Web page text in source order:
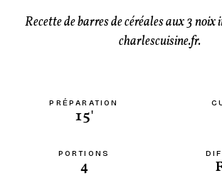
Recette de barres de céréales aux 3 noix
charlescuisine.fr.
PRÉPARATION
15'
PORTIONS
4